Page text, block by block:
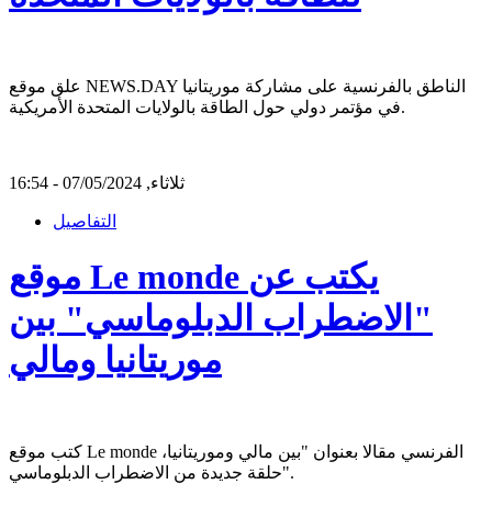
علق موقع NEWS.DAY الناطق بالفرنسية على مشاركة موريتانيا
في مؤتمر دولي حول الطاقة بالولايات المتحدة الأمريكية.
ثلاثاء, 07/05/2024 - 16:54
التفاصيل
موقع Le monde يكتب عن
"الاضطراب الدبلوماسي" بين
موريتانيا ومالي
كتب موقع Le monde الفرنسي مقالا بعنوان "بين مالي وموريتانيا،
حلقة جديدة من الاضطراب الدبلوماسي".